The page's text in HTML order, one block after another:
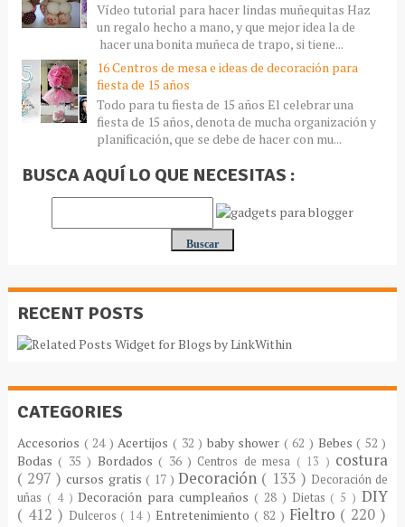
Vídeo tutorial para hacer lindas muñequitas Haz
un regalo hecho a mano, y que mejor idea la de
hacer una bonita muñeca de trapo, si tiene...
16 Centros de mesa e ideas de decoración para
fiesta de 15 años
Todo para tu fiesta de 15 años El celebrar una
fiesta de 15 años, denota de mucha organización y
planificación, que se debe de hacer con mu...
BUSCA AQUÍ LO QUE NECESITAS :
RECENT POSTS
CATEGORIES
Accesorios ( 24 )Acertijos ( 32 ) baby shower ( 62 ) Bebes( 52 )
Bodas( 35 ) Bordados( 36 ) Centros de mesa ( 13 ) costura
( 297 )cursos gratis ( 17 )Decoración ( 133 ) Decoración de
uñas ( 4 )Decoración para cumpleaños( 28 ) Dietas ( 5 )DIY
( 412 ) Dulceros ( 14 )Entretenimiento ( 82 ) Fieltro ( 220 )